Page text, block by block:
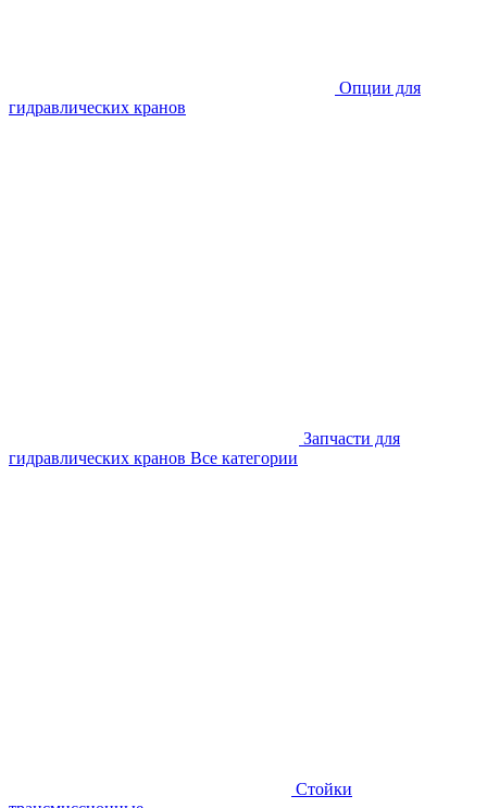
Опции для
гидравлических кранов
Запчасти для
гидравлических кранов Все категории
Стойки